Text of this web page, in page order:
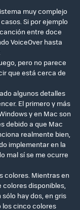
muy complejo
Si por ejemplo
entre doce
VoiceOver hasta
pero no parece
que está cerca de
algunos detalles
El primero y más
y en Mac son
debido a que Mac
realmente bien,
implementar en la
mal sí se me ocurre
colores. Mientras en
colores disponibles,
hay dos, en gris
los cinco colores